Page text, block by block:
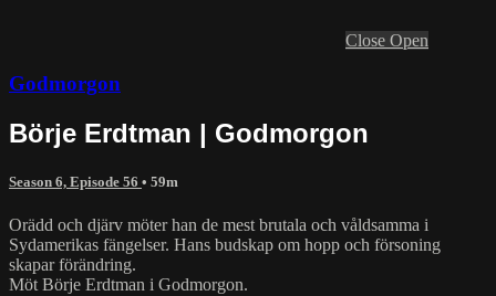
Close Open
Godmorgon
Börje Erdtman | Godmorgon
Season 6, Episode 56 • 59m
Orädd och djärv möter han de mest brutala och våldsamma i
Sydamerikas fängelser. Hans budskap om hopp och försoning
skapar förändring.
Möt Börje Erdtman i Godmorgon.